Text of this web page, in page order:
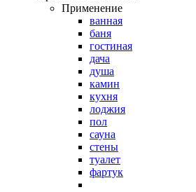
Применение
ванная
баня
гостиная
дача
душа
камин
кухня
лоджия
пол
сауна
стены
туалет
фартук